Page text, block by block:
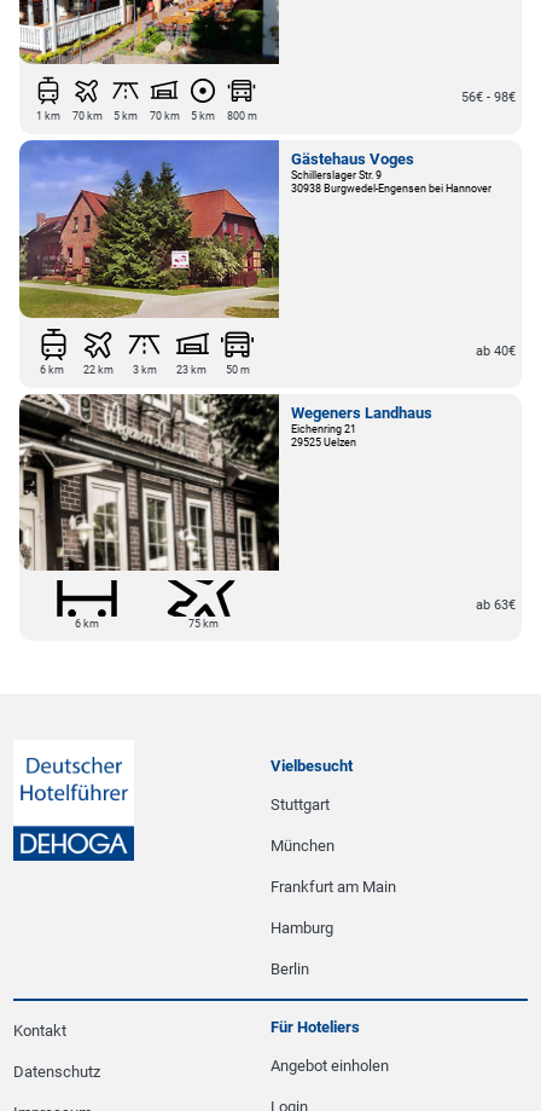
1 km 70 km 5 km 70 km 5 km 800 m
56€ - 98€
Gästehaus Voges
Schillerslager Str. 9
30938 Burgwedel-Engensen bei Hannover
6 km 22 km 3 km 23 km 50 m
ab 40€
Wegeners Landhaus
Eichenring 21
29525 Uelzen
6 km 75 km
ab 63€
Vielbesucht
Stuttgart
München
Frankfurt am Main
Hamburg
Berlin
Kontakt
Datenschutz
Für Hoteliers
Angebot einholen
Login